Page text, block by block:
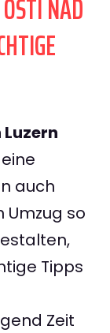
NAD
auch
Umzug so
Tipps
Zeit